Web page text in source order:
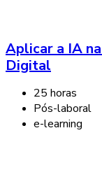
Aplicar a IA
Digital
25 horas
Pós-laboral
e-learning